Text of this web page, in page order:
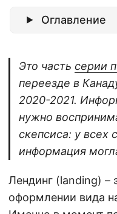
Оглавление
Это часть серии
переезде в
2020-2021.
нужно
скепсиса: у всех
информация
Лендинг (landing) –
оформлении вида